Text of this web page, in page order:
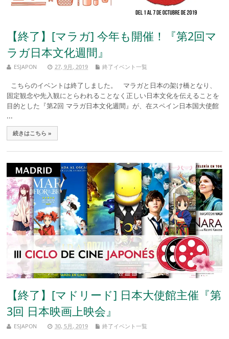
【終了】[マラガ] 今年も開催！『第2回マ
ラガ日本文化週間』
ESJAPON 27, 9月, 2019 終了イベント一覧
こちらのイベントは終了しました。 マラガと日本の架け橋となり、
固定観念や先入観にとらわれることなく正しい日本文化を伝えることを
目的とした『第2回 マラガ日本文化週間』が、在スペイン日本国大使館
...
続きはこちら »
【終了】[マドリード] 日本大使館主催『第
3回 日本映画上映会』
ESJAPON 30, 5月, 2019 終了イベント一覧